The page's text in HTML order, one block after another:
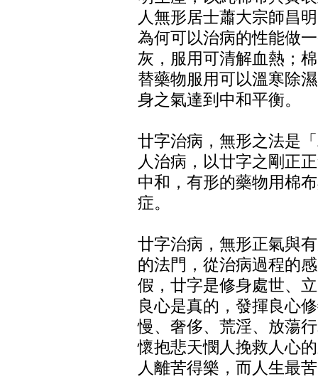
人無形居士蕭大宗師昌
為何可以治病的性能做
灰，服用可清解血熱；
替藥物服用可以溫寒除
身之氣達到中和平衡。
廿字治病，無形之法是
人治病，以廿字之剛正
中和，有形的藥物用棉
症。
廿字治病，無形正氣與
的法門，從治病過程的
假，廿字是修身處世、
良心是真的，發揮良心
慢、奢侈、荒淫、放蕩
懷抱悲天憫人挽救人心
人離苦得樂，而人生最